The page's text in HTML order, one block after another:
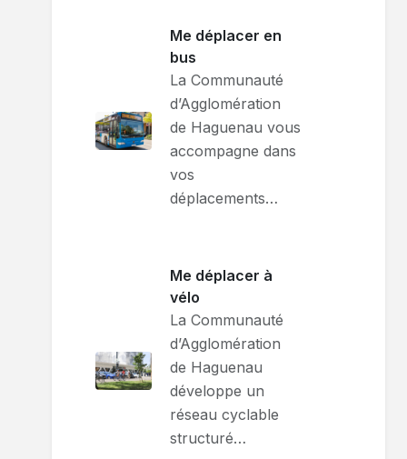
Me déplacer en
bus
La Communauté
d’Agglomération
de Haguenau vous
accompagne dans
vos
déplacements…
Me déplacer à
vélo
La Communauté
d’Agglomération
de Haguenau
développe un
réseau cyclable
structuré…